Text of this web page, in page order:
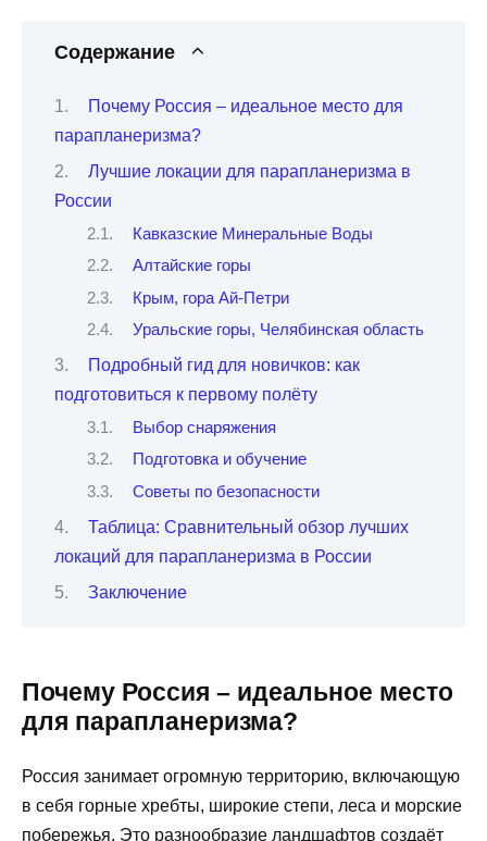
Содержание
Почему Россия – идеальное место для
парапланеризма?
Лучшие локации для парапланеризма в
России
Кавказские Минеральные Воды
Алтайские горы
Крым, гора Ай-Петри
Уральские горы, Челябинская область
Подробный гид для новичков: как
подготовиться к первому полёту
Выбор снаряжения
Подготовка и обучение
Советы по безопасности
Таблица: Сравнительный обзор лучших
локаций для парапланеризма в России
Заключение
Почему Россия – идеальное место
для парапланеризма?
Россия занимает огромную территорию, включающую
в себя горные хребты, широкие степи, леса и морские
побережья. Это разнообразие ландшафтов создаёт